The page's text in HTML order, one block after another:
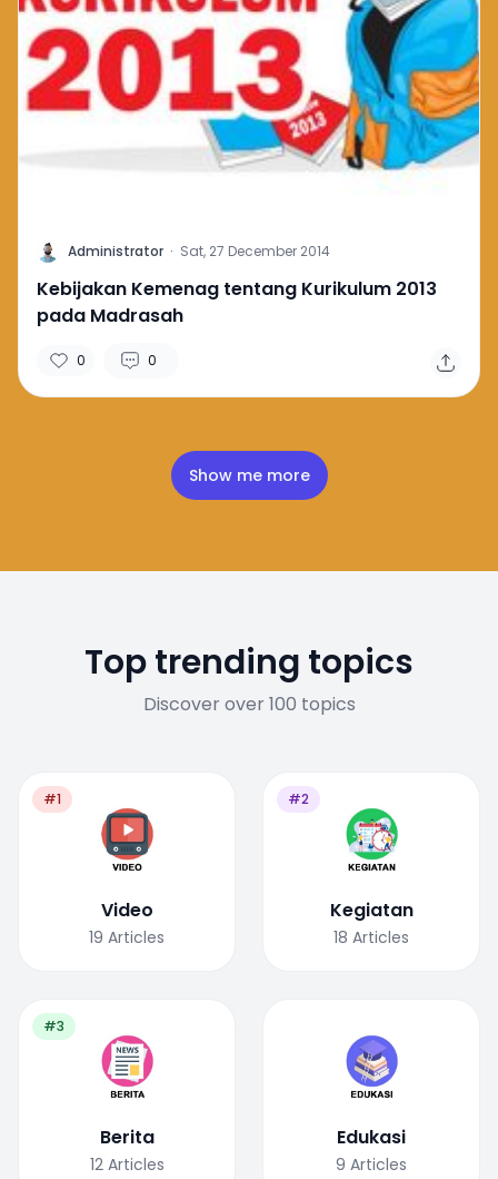
A Administrator · Sat, 27 December 2014
Kebijakan Kemenag tentang Kurikulum 2013
pada Madrasah
0 0
Show me more
Top trending topics
Discover over 100 topics
#1
Video
19 Articles
#2
Kegiatan
18 Articles
#3
Berita
12 Articles
Edukasi
9 Articles